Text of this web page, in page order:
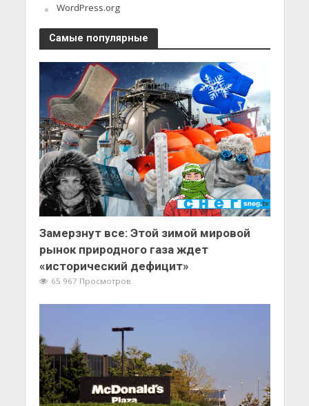
WordPress.org
Самые популярные
Замерзнут все: Этой зимой мировой
рынок природного газа ждет
«исторический дефицит»
65 967 Просмотров